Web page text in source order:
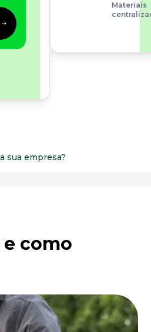
Materiais
sua empresa?
como